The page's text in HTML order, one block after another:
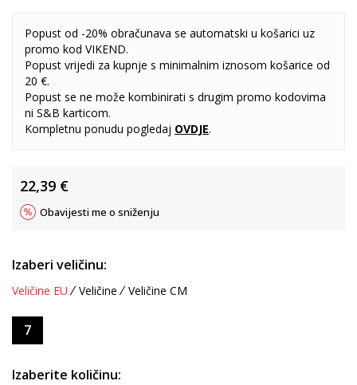
Popust od -20% obračunava se automatski u košarici uz
promo kod VIKEND.
Popust vrijedi za kupnje s minimalnim iznosom košarice od
20 €.
Popust se ne može kombinirati s drugim promo kodovima
ni S&B karticom.
Kompletnu ponudu pogledaj OVDJE.
22,39 €
Obavijesti me o sniženju
Izaberi veličinu:
Veličine EU Veličine Veličine CM
7
Izaberite količinu: